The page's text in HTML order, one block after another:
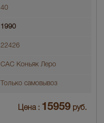
40
1990
22426
САС Коньяк Леро
Только самовывоз
Цена : 15959 руб.